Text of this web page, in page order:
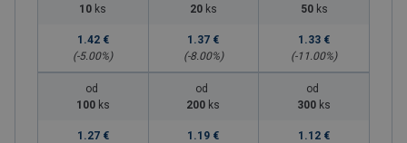
10 ks
1.42 €
(-5.00%)
20 ks
1.37 €
(-8.00%)
50 ks
1.33 €
(-11.00%)
od
100 ks
1.27 €
od
200 ks
1.19 €
od
300 ks
1.12 €